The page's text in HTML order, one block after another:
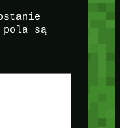
pola są